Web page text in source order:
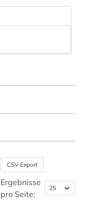
fid geschichtswissenschaft (3)
CSV-Export
Ergebnisse
pro Seite: